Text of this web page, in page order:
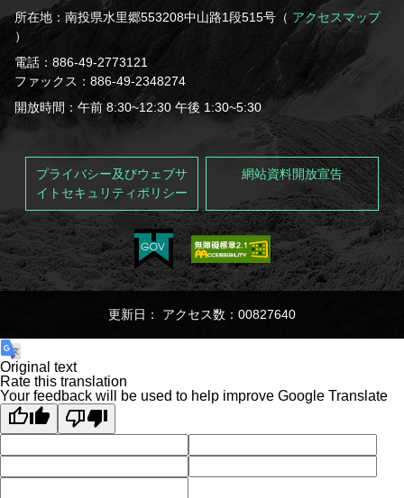
Deutsche
España
所在地：南投県水里郷553208中山路1段515号（ アクセスマップ
）
電話：886-49-2773121
ファックス：886-49-2348274
開放時間：午前 8:30~12:30 午後 1:30~5:30
プライバシー及びウェブサ
イトセキュリティポリシー
網站資料開放宣告
更新日： アクセス数：00827640
Original text
Rate this translation
Your feedback will be used to help improve Google Translate